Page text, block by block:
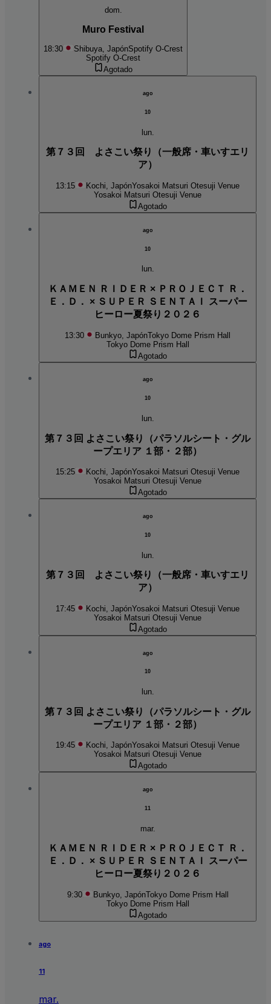
dom.
Muro Festival
18:30 Shibuya, JapónSpotify O-Crest
Spotify O-Crest
Agotado
ago
10
lun.
第７３回 よさこい祭り（一般席・車いすエリ
ア）
13:15 Kochi, JapónYosakoi Matsuri Otesuji Venue
Yosakoi Matsuri Otesuji Venue
Agotado
ago
10
lun.
ＫＡＭＥＮ ＲＩＤＥＲ × ＰＲＯＪＥＣＴ Ｒ．
Ｅ．Ｄ． × ＳＵＰＥＲ ＳＥＮＴＡＩ スーパー
ヒーロー夏祭り２０２６
13:30 Bunkyo, JapónTokyo Dome Prism Hall
Tokyo Dome Prism Hall
Agotado
ago
10
lun.
第７３回 よさこい祭り（パラソルシート・グル
ープエリア １部・２部）
15:25 Kochi, JapónYosakoi Matsuri Otesuji Venue
Yosakoi Matsuri Otesuji Venue
Agotado
ago
10
lun.
第７３回 よさこい祭り（一般席・車いすエリ
ア）
17:45 Kochi, JapónYosakoi Matsuri Otesuji Venue
Yosakoi Matsuri Otesuji Venue
Agotado
ago
10
lun.
第７３回 よさこい祭り（パラソルシート・グル
ープエリア １部・２部）
19:45 Kochi, JapónYosakoi Matsuri Otesuji Venue
Yosakoi Matsuri Otesuji Venue
Agotado
ago
11
mar.
ＫＡＭＥＮ ＲＩＤＥＲ × ＰＲＯＪＥＣＴ Ｒ．
Ｅ．Ｄ． × ＳＵＰＥＲ ＳＥＮＴＡＩ スーパー
ヒーロー夏祭り２０２６
9:30 Bunkyo, JapónTokyo Dome Prism Hall
Tokyo Dome Prism Hall
Agotado
ago
11
mar.